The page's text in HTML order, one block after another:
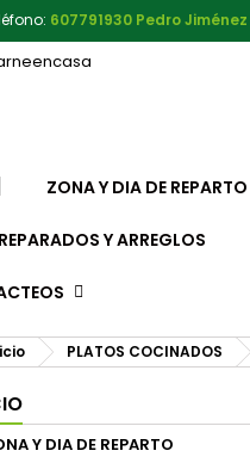
607791930 Pedro Jiménez
ZONA Y DIA DE REPARTO
Y ARREGLOS
PLATOS COCINADOS
Y DIA DE REPARTO